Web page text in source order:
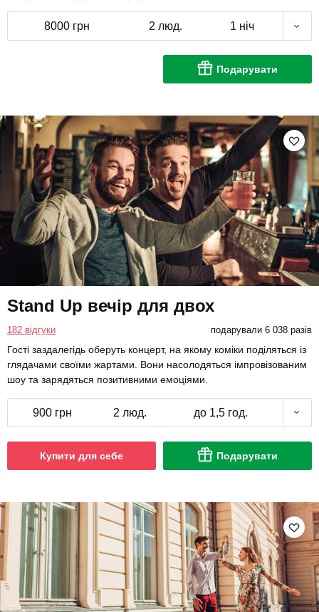
8000 грн 2 люд. 1 ніч
Подарувати
Stand Up вечір для двох
182 відгуки подарували 6 038 разів
Гості заздалегідь оберуть концерт, на якому коміки поділяться із
глядачами своїми жартами. Вони насолодяться імпровізованим
шоу та зарядяться позитивними емоціями.
900 грн 2 люд. до 1,5 год.
Купити для себе Подарувати